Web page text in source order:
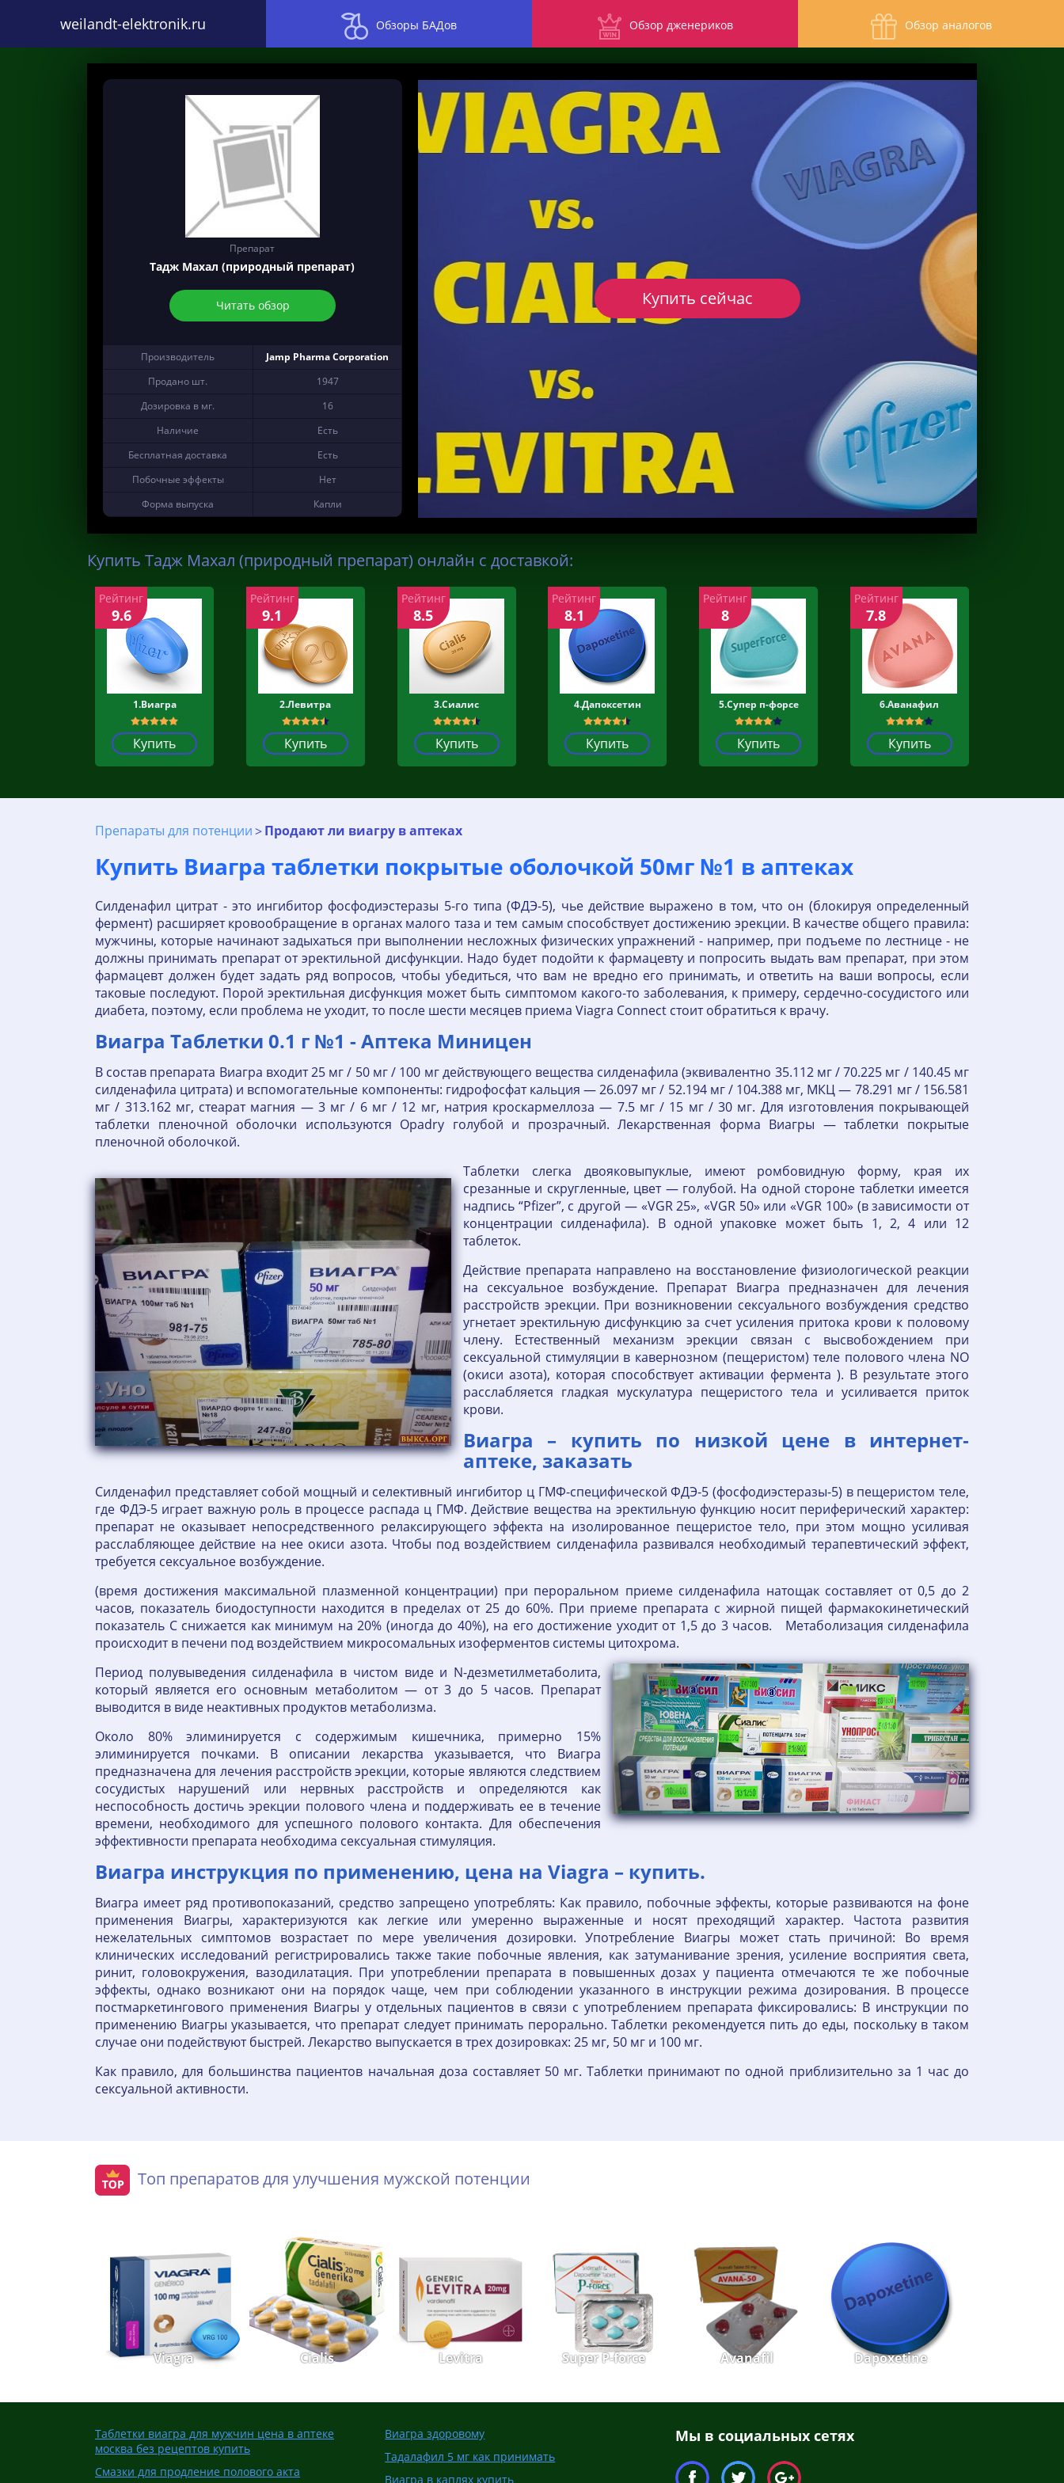
weilandt-elektronik.ru Обзоры БАДов Обзор дженериков Обзор аналогов
Препарат
Тадж Махал (природный препарат)
Читать обзор
Производитель
Jamp Pharma Corporation
Продано шт.
1947
Дозировка в мг.
16
Наличие
Есть
Бесплатная доставка
Есть
Побочные эффекты
Нет
Форма выпуска
Капли
Купить сейчас
Купить Тадж Махал (природный препарат) онлайн с доставкой:
1.Виагра
Купить
Рейтинг
9.6
2.Левитра
Купить
Рейтинг
9.1
3.Сиалис
Купить
Рейтинг
8.5
4.Дапоксетин
Купить
Рейтинг
8.1
5.Супер п-форсе
Купить
Рейтинг
8
6.Аванафил
Купить
Рейтинг
7.8
Препараты для потенции Продают ли виагру в аптеках
Купить Виагра таблетки покрытые оболочкой 50мг №1 в аптеках
Силденафил цитрат - это ингибитор фосфодиэстеразы 5-го типа (ФДЭ-5), чье действие выражено в том, что он (блокируя определенный
фермент) расширяет кровообращение в органах малого таза и тем самым способствует достижению эрекции. В качестве общего правила:
мужчины, которые начинают задыхаться при выполнении несложных физических упражнений - например, при подъеме по лестнице - не
должны принимать препарат от эректильной дисфункции. Надо будет подойти к фармацевту и попросить выдать вам препарат, при этом
фармацевт должен будет задать ряд вопросов, чтобы убедиться, что вам не вредно его принимать, и ответить на ваши вопросы, если
таковые последуют. Порой эректильная дисфункция может быть симптомом какого-то заболевания, к примеру, сердечно-сосудистого или
диабета, поэтому, если проблема не уходит, то после шести месяцев приема Viagra Connect стоит обратиться к врачу.
Виагра Таблетки 0.1 г №1 - Аптека Миницен
В состав препарата Виагра входит 25 мг / 50 мг / 100 мг действующего вещества силденафила (эквивалентно 35.112 мг / 70.225 мг / 140.45 мг
силденафила цитрата) и вспомогательные компоненты: гидрофосфат кальция — 26.097 мг / 52.194 мг / 104.388 мг, МКЦ — 78.291 мг / 156.581
мг / 313.162 мг, стеарат магния — 3 мг / 6 мг / 12 мг, натрия кроскармеллоза — 7.5 мг / 15 мг / 30 мг. Для изготовления покрывающей
таблетки пленочной оболочки используются Opadry голубой и прозрачный. Лекарственная форма Виагры — таблетки покрытые
пленочной оболочкой.
Таблетки слегка двояковыпуклые, имеют ромбовидную форму, края их
срезанные и скругленные, цвет — голубой. На одной стороне таблетки имеется
надпись “Pfizer”, с другой — «VGR 25», «VGR 50» или «VGR 100» (в зависимости от
концентрации силденафила). В одной упаковке может быть 1, 2, 4 или 12
таблеток.
Действие препарата направлено на восстановление физиологической реакции
на сексуальное возбуждение. Препарат Виагра предназначен для лечения
расстройств эрекции. При возникновении сексуального возбуждения средство
угнетает эректильную дисфункцию за счет усиления притока крови к половому
члену. Естественный механизм эрекции связан с высвобождением при
сексуальной стимуляции в кавернозном (пещеристом) теле полового члена NO
(окиси азота), которая способствует активации фермента ). В результате этого
расслабляется гладкая мускулатура пещеристого тела и усиливается приток
крови.
Виагра – купить по низкой цене в интернет‐
аптеке, заказать
Силденафил представляет собой мощный и селективный ингибитор ц ГМФ-специфической ФДЭ-5 (фосфодиэстеразы-5) в пещеристом теле,
где ФДЭ-5 играет важную роль в процессе распада ц ГМФ. Действие вещества на эректильную функцию носит периферический характер:
препарат не оказывает непосредственного релаксирующего эффекта на изолированное пещеристое тело, при этом мощно усиливая
расслабляющее действие на нее окиси азота. Чтобы под воздействием силденафила развивался необходимый терапевтический эффект,
требуется сексуальное возбуждение.
(время достижения максимальной плазменной концентрации) при пероральном приеме силденафила натощак составляет от 0,5 до 2
часов, показатель биодоступности находится в пределах от 25 до 60%. При приеме препарата с жирной пищей фармакокинетический
показатель C снижается как минимум на 20% (иногда до 40%), на его достижение уходит от 1,5 до 3 часов. Метаболизация силденафила
происходит в печени под воздействием микросомальных изоферментов системы цитохрома.
Период полувыведения силденафила в чистом виде и N-дезметилметаболита,
который является его основным метаболитом — от 3 до 5 часов. Препарат
выводится в виде неактивных продуктов метаболизма.
Около 80% элиминируется с содержимым кишечника, примерно 15%
элиминируется почками. В описании лекарства указывается, что Виагра
предназначена для лечения расстройств эрекции, которые являются следствием
сосудистых нарушений или нервных расстройств и определяются как
неспособность достичь эрекции полового члена и поддерживать ее в течение
времени, необходимого для успешного полового контакта. Для обеспечения
эффективности препарата необходима сексуальная стимуляция.
Виагра инструкция по применению, цена на Viagra – купить.
Виагра имеет ряд противопоказаний, средство запрещено употреблять: Как правило, побочные эффекты, которые развиваются на фоне
применения Виагры, характеризуются как легкие или умеренно выраженные и носят преходящий характер. Частота развития
нежелательных симптомов возрастает по мере увеличения дозировки. Употребление Виагры может стать причиной: Во время
клинических исследований регистрировались также такие побочные явления, как затуманивание зрения, усиление восприятия света,
ринит, головокружения, вазодилатация. При употреблении препарата в повышенных дозах у пациента отмечаются те же побочные
эффекты, однако возникают они на порядок чаще, чем при соблюдении указанного в инструкции режима дозирования. В процессе
постмаркетингового применения Виагры у отдельных пациентов в связи с употреблением препарата фиксировались: В инструкции по
применению Виагры указывается, что препарат следует принимать перорально. Таблетки рекомендуется пить до еды, поскольку в таком
случае они подействуют быстрей. Лекарство выпускается в трех дозировках: 25 мг, 50 мг и 100 мг.
Как правило, для большинства пациентов начальная доза составляет 50 мг. Таблетки принимают по одной приблизительно за 1 час до
сексуальной активности.
Топ препаратов для улучшения мужской потенции
Viagra Cialis Levitra Super P-force Avanafil Dapoxetine
Таблетки виагра для мужчин цена в аптеке
москва без рецептов купить
Смазки для продление полового акта
Виагра здоровому
Тадалафил 5 мг как принимать
Виагра в каплях купить
Мы в социальных сетях